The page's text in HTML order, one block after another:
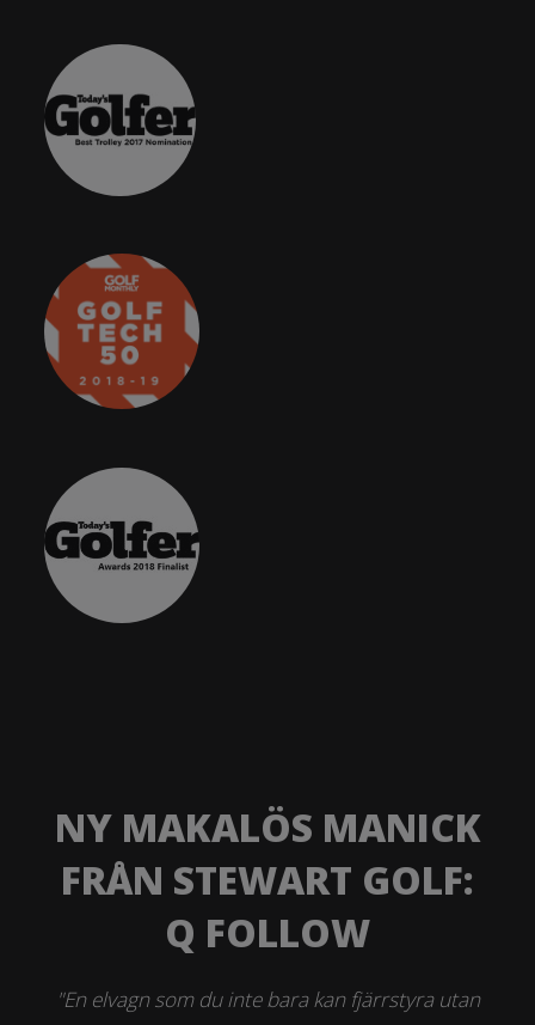
NY MAKALÖS MANICK
FRÅN STEWART GOLF:
Q FOLLOW
"En elvagn som du inte bara kan fjärrstyra utan